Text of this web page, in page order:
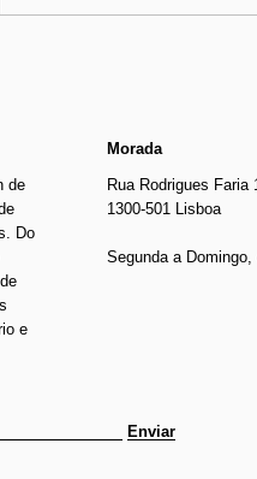
de
Do
e
Morada
Rua Rodrigues Faria
1300-501 Lisboa
Segunda a
Enviar